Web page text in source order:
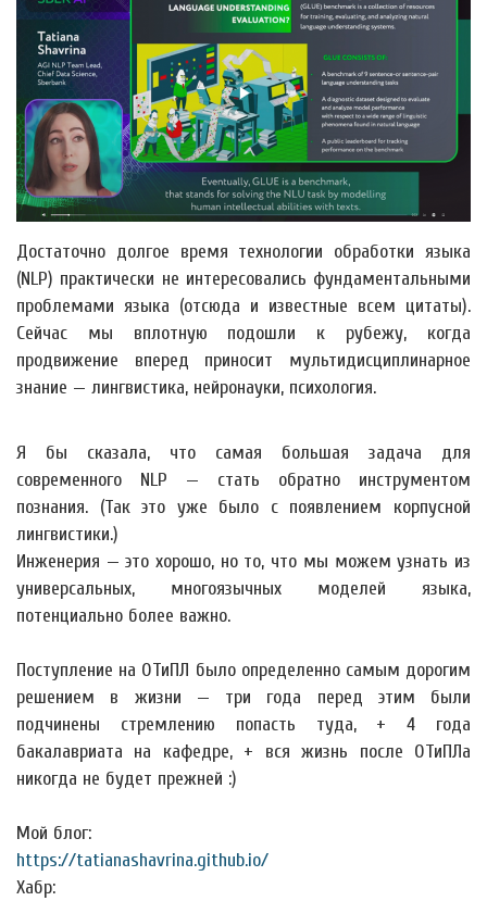
Достаточно долгое время технологии обработки языка
(NLP) практически не интересовались фундаментальными
проблемами языка (отсюда и известные всем цитаты).
Сейчас мы вплотную подошли к рубежу, когда
продвижение вперед приносит мультидисциплинарное
знание — лингвистика, нейронауки, психология.
Я бы сказала, что cамая большая задача для
современного NLP — стать обратно инструментом
познания. (Так это уже было с появлением корпусной
лингвистики.)
Инженерия — это хорошо, но то, что мы можем узнать из
универсальных, многоязычных моделей языка,
потенциально более важно.
Поступление на ОТиПЛ было определенно самым дорогим
решением в жизни — три года перед этим были
подчинены стремлению попасть туда, + 4 года
бакалавриата на кафедре, + вся жизнь после ОТиПЛа
никогда не будет прежней :)
Мой блог:
https://tatianashavrina.github.io/
Хабр: